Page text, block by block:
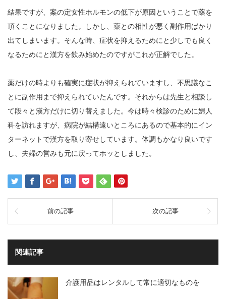
結果ですが、案の定女性ホルモンの低下が原因ということで薬を
頂くことになりました。しかし、薬との相性が悪く副作用ばかり
出てしまいます。そんな時、症状を抑えるためにと少しでも良く
なるためにと漢方を飲み始めたのですがこれが正解でした。
薬だけの時よりも確実に症状が抑えられていますし、不思議なこ
とに副作用まで抑えられていたんです。それからは先生と相談し
て段々と漢方だけに切り替えました。今は時々検診のために婦人
科を訪れますが、病院が結構遠いところにあるので基本的にイン
ターネットで漢方を取り寄せしています。体調もかなり良いです
し、夫婦の営みも元に戻ってホッとしました。
前の記事 次の記事
関連記事
介護用品はレンタルして常に適切なものを